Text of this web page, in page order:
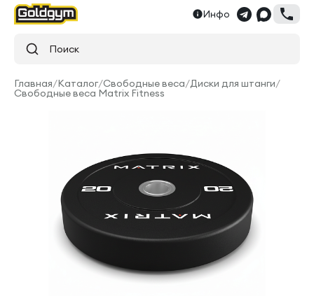
Инфо
Поиск
Главная/Каталог/Свободные веса/Диски для штанги/
Свободные веса Matrix Fitness